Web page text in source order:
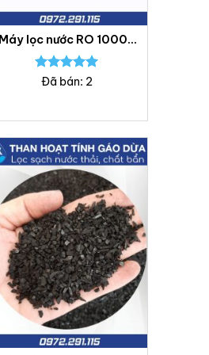
Máy lọc nước RO 10000
lít/h – Lọc nước Bách
Khoa
Được xếp
Đã bán: 2